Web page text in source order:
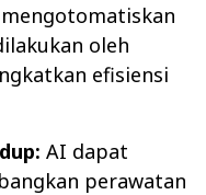
oleh
efisiensi
AI dapat
perawatan